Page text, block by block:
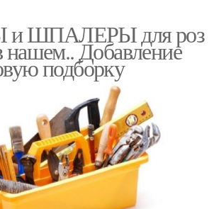
ШПАЛЕРЫ для роз
нашем.. Добавление
подборку